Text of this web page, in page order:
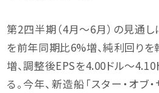
第2四半期（4月〜6月）の見通
を前年同期比6%増、純利回り
増、調整後EPSを4.00ドル〜
る。今年、新造船「スター・オブ